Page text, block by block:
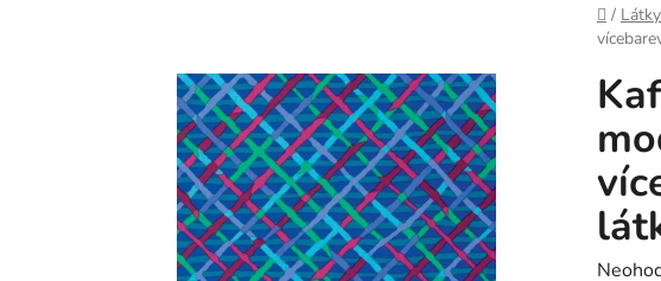
Domů
/